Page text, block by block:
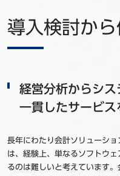
導入検討か
経営分析からシス
一貫したサービス
長年にわたり会計ソリューシ
は、経験上、単なるソフトウ
るのは難しいと考えています